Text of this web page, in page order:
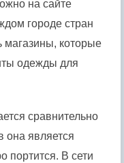
на сайте
городе стран
магазины, которые
одежды для
сравнительно
она является
портится. В сети